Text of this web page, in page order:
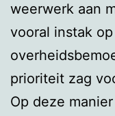
weerwerk aan
vooral instak
prioriteit zag
Op deze